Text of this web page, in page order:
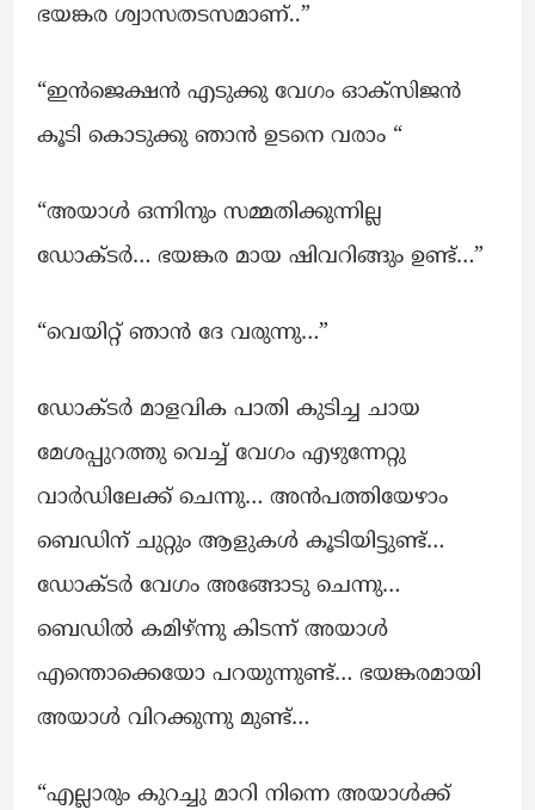
ഭയങ്കര ശ്വാസതടസമാണ്..”
“ഇൻജെക്ഷൻ എടുക്കു വേഗം ഓക്‌സിജൻ
കൂടി കൊടുക്കു ഞാൻ ഉടനെ വരാം “
“അയാൾ ഒന്നിനും സമ്മതിക്കുന്നില്ല
ഡോക്ടർ… ഭയങ്കര മായ ഷിവറിങ്ങും ഉണ്ട്‌…”
“വെയിറ്റ് ഞാൻ ദേ വരുന്നു…”
ഡോക്ടർ മാളവിക പാതി കുടിച്ച ചായ
മേശപ്പുറത്തു വെച്ച് വേഗം എഴുന്നേറ്റു
വാർഡിലേക്ക് ചെന്നു… അൻപത്തിയേഴാം
ബെഡിന് ചുറ്റും ആളുകൾ കൂടിയിട്ടുണ്ട്…
ഡോക്ടർ വേഗം അങ്ങോടു ചെന്നു…
ബെഡിൽ കമിഴ്ന്നു കിടന്ന് അയാൾ
എന്തൊക്കെയോ പറയുന്നുണ്ട്… ഭയങ്കരമായി
അയാൾ വിറക്കുന്നു മുണ്ട്…
“എല്ലാരും കുറച്ചു മാറി നിന്നെ അയാൾക്ക്‌